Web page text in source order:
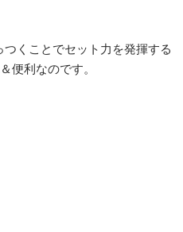
くことでセット力を発揮する
便利なのです。